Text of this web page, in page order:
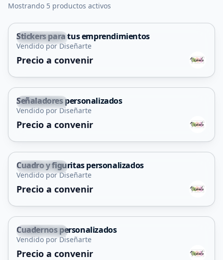
Mostrando 5 productos activos
Cortaderas
Stickers para tus emprendimientos
Vendido por Diseñarte
Precio a convenir
Cortaderas
Señaladores personalizados
Vendido por Diseñarte
Precio a convenir
Cortaderas
Cuadro y figuritas personalizados
Vendido por Diseñarte
Precio a convenir
Cortaderas
Cuadernos personalizados
Vendido por Diseñarte
Precio a convenir